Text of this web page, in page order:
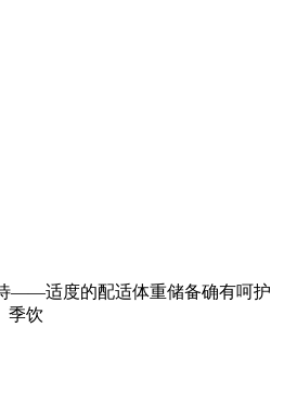
——适度的配适体重储备确有呵护
季饮